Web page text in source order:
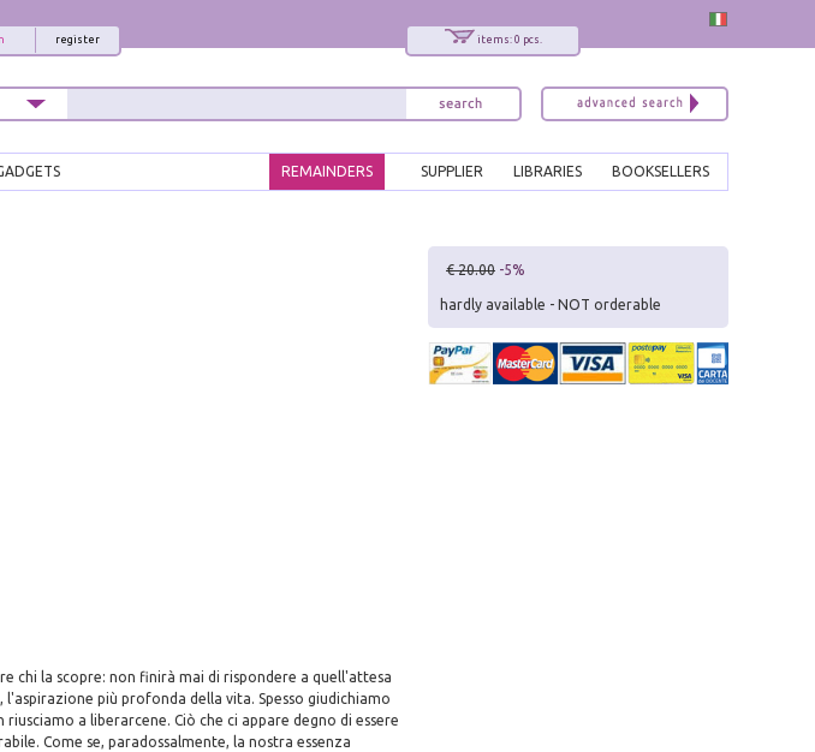
items: 0 pcs.
register
BOOKSELLERS
LIBRARIES
SUPPLIER
REMAINDERS
chi la scopre: non finirà mai di rispondere a quell'attesa
più profonda della vita. Spesso giudichiamo
a liberarcene. Ciò che ci appare degno di essere
Come se, paradossalmente, la nostra essenza
€ 20.00 -5%
hardly available - NOT orderable
x
Allora iscriviti alla nostra newsletter!
Sarai informato delle nostre novità, potrai
comunque cancellarti quando desideri.